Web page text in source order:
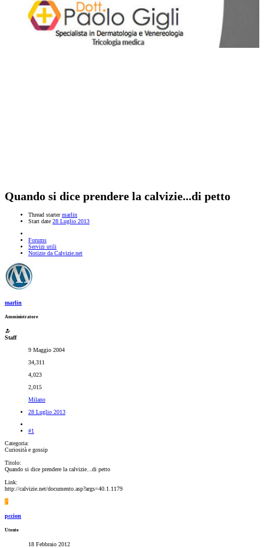
Quando si dice prendere la calvizie...di petto
Thread starter marlin
Start date 28 Luglio 2013
Forums
Servizi utili
Notizie da Calvizie.net
marlin
Amministratore
Staff
9 Maggio 2004
34,311
4,023
2,015
Milano
28 Luglio 2013
#1
Categoria:
Curiosità e gossip
Titolo:
Quando si dice prendere la calvizie...di petto
Link:
http://calvizie.net/documento.asp?args=40.1.1179
P
pccion
Utente
18 Febbraio 2012